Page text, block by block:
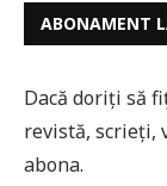
ABONAMENT
Dacă doriți să
revistă, scrieți,
abona.